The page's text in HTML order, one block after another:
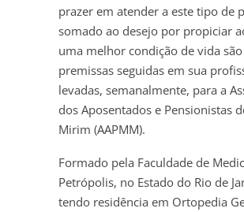
prazer em atender a este tipo de
somado ao desejo por propiciar
uma melhor condição de vida são
premissas seguidas em sua
levadas, semanalmente, para a
dos Aposentados e Pensionistas
Mirim (AAPMM).
Formado pela Faculdade de
Petrópolis, no Estado do Rio de
tendo residência em Ortopedia